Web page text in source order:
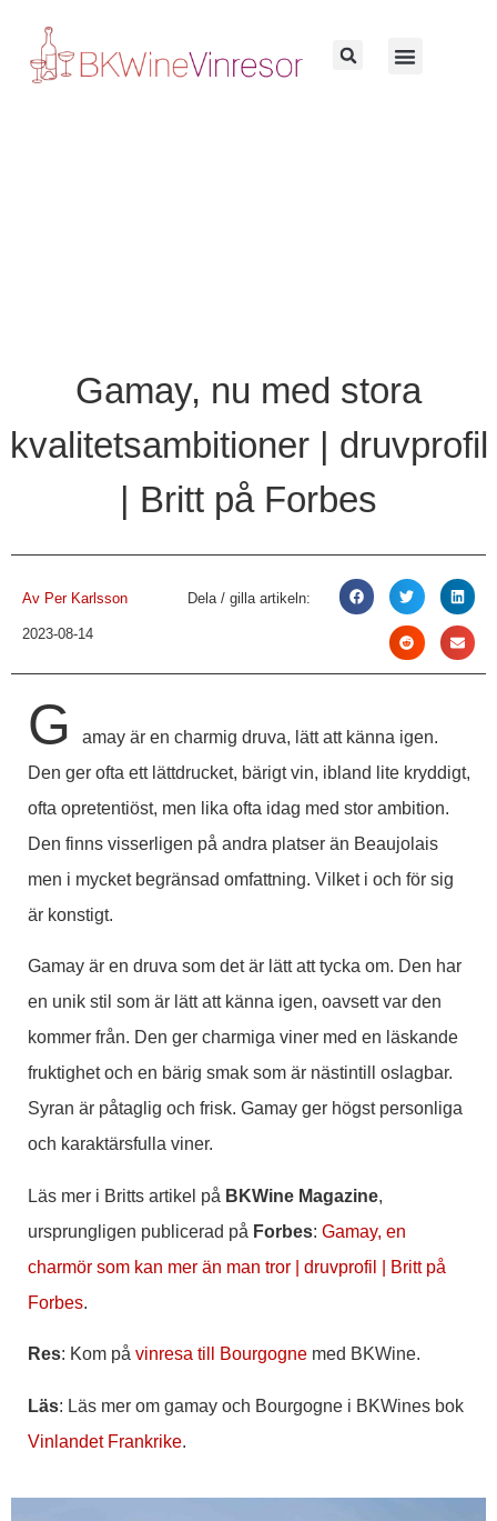
Gamay, nu med stora
kvalitetsambitioner | druvprofil
| Britt på Forbes
Av Per Karlsson
2023-08-14
Dela / gilla artikeln:
G
amay är en charmig druva, lätt att känna igen.
Den ger ofta ett lättdrucket, bärigt vin, ibland lite kryddigt,
ofta opretentiöst, men lika ofta idag med stor ambition.
Den finns visserligen på andra platser än Beaujolais
men i mycket begränsad omfattning. Vilket i och för sig
är konstigt.
Gamay är en druva som det är lätt att tycka om. Den har
en unik stil som är lätt att känna igen, oavsett var den
kommer från. Den ger charmiga viner med en läskande
fruktighet och en bärig smak som är nästintill oslagbar.
Syran är påtaglig och frisk. Gamay ger högst personliga
och karaktärsfulla viner.
Läs mer i Britts artikel på BKWine Magazine,
ursprungligen publicerad på Forbes: Gamay, en
charmör som kan mer än man tror | druvprofil | Britt på
Forbes.
Res: Kom på vinresa till Bourgogne med BKWine.
Läs: Läs mer om gamay och Bourgogne i BKWines bok
Vinlandet Frankrike.